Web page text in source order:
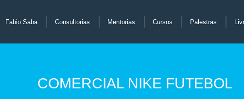
Fabio Saba Consultorias Mentorias Cursos Palestras
COMERCIAL NIKE FUTEBOL